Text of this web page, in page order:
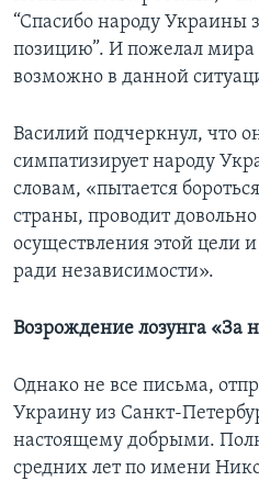
“Спасибо народу Украины
позицию”. И пожелал мира
возможно в данной
Василий подчеркнул, что
симпатизирует народу
словам, «пытается
страны, проводит
осуществления этой цели
ради независимости».
Возрождение лозунга «За
Однако не все письма,
Украину из Санкт-
настоящему добрыми.
средних лет по имени